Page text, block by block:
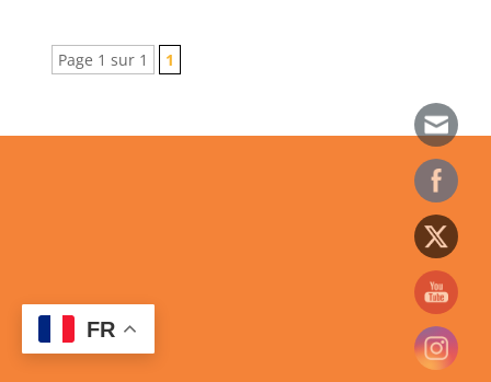
Page 1 sur 1 1
FR